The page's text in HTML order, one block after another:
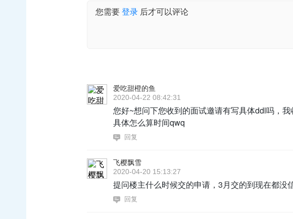
您需要 登录 后才可以评论
爱吃甜橙的鱼
2020-04-22 08:42:31
您好~想问下您收到的面试邀请有写具体ddl吗，
具体怎么算时间qwq
回复
飞樱飘雪
2020-04-20 15:13:27
提问楼主什么时候交的申请，3月交的到现在都没
回复